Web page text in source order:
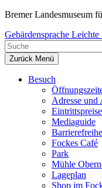
Zum
springen
Bremer Landesmuseum
Gebärdensprache Leichte
Zurück Menü
Besuch
Adresse und
Eintrittspreise
Mediaguide
Fockes Café
Park
Mühle
Lageplan
Shop im